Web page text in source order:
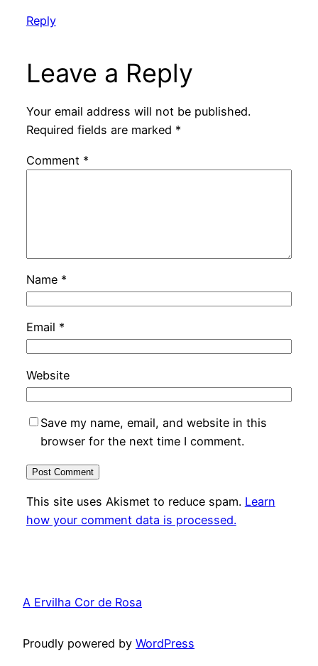
Reply
Leave a Reply
Your email address will not be published.
Required fields are marked *
Comment *
Name *
Email *
Website
Save my name, email, and website in this
browser for the next time I comment.
This site uses Akismet to reduce spam. Learn
how your comment data is processed.
A Ervilha Cor de Rosa
Proudly powered by WordPress